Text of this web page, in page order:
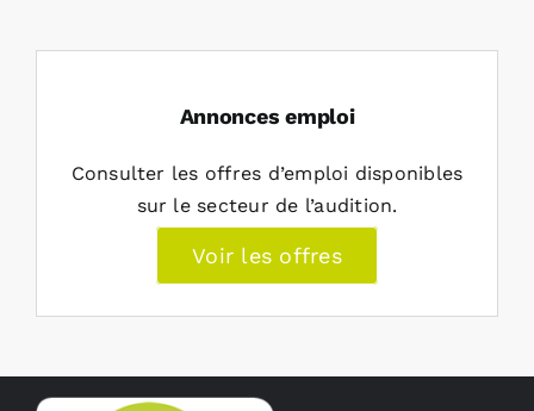
Annonces emploi
Consulter les offres d’emploi disponibles
sur le secteur de l’audition.
Voir les offres